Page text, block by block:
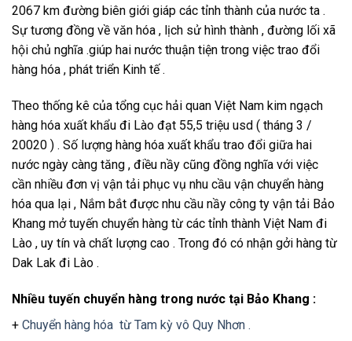
2067 km đường biên giới giáp các tỉnh thành của nước ta .
Sự tương đồng về văn hóa , lịch sử hình thành , đường lối xã
hội chủ nghĩa .giúp hai nước thuận tiện trong việc trao đổi
hàng hóa , phát triển Kinh tế .
Theo thống kê của tổng cục hải quan Việt Nam kim ngạch
hàng hóa xuất khẩu đi Lào đạt 55,5 triệu usd ( tháng 3 /
20020 ) . Số lượng hàng hóa xuất khẩu trao đổi giữa hai
nước ngày càng tăng , điều nầy cũng đồng nghĩa với việc
cần nhiều đơn vị vận tải phục vụ nhu cầu vận chuyển hàng
hóa qua lại , Nắm bắt được nhu cầu nầy công ty vận tải Bảo
Khang mở tuyến chuyển hàng từ các tỉnh thành Việt Nam đi
Lào , uy tín và chất lượng cao . Trong đó có nhận gởi hàng từ
Dak Lak đi Lào .
Nhiều tuyến chuyển hàng trong nước tại Bảo Khang :
+ Chuyển hàng hóa từ Tam kỳ vô Quy Nhơn .